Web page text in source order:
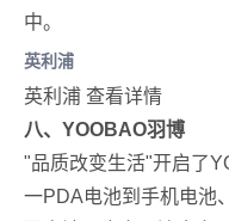
中。
英利浦
英利浦 查看详情
八、YOOBAO羽博
"品质改变生活"开启了
一PDA电池到手机电池